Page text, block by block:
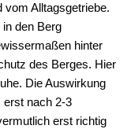
vom Alltagsgetriebe.
den Berg
hinter
des Berges. Hier
Die Auswirkung
erst nach 2-3
erst richtig